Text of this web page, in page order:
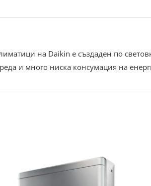
на Daikin е създаден по
и много ниска консумация на